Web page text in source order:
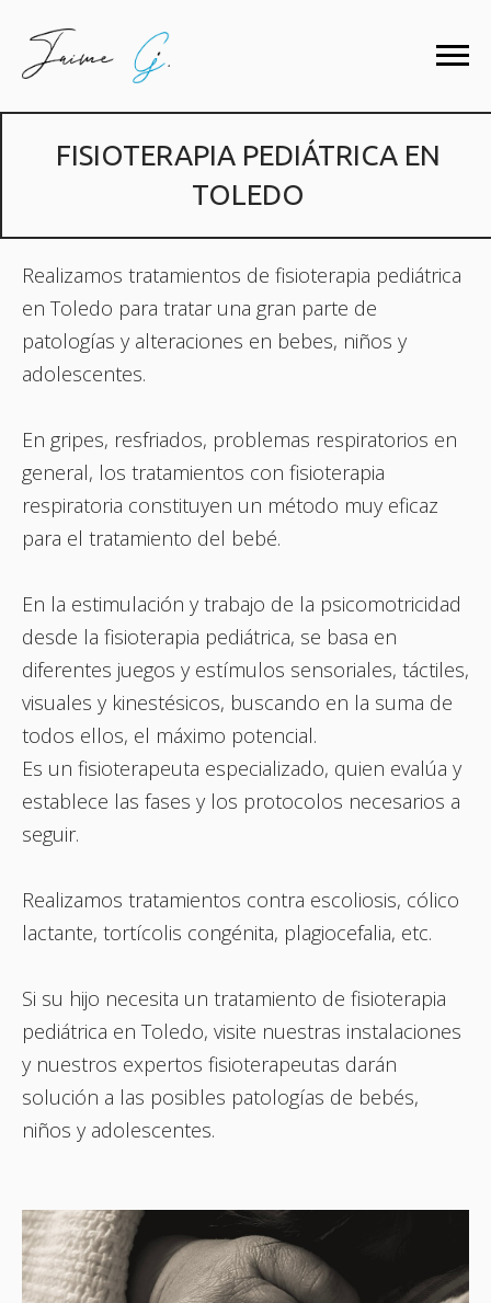
FISIOTERAPIA PEDIÁTRICA EN
TOLEDO
Realizamos tratamientos de fisioterapia pediátrica
en Toledo para tratar una gran parte de
patologías y alteraciones en bebes, niños y
adolescentes.
En gripes, resfriados, problemas respiratorios en
general, los tratamientos con fisioterapia
respiratoria constituyen un método muy eficaz
para el tratamiento del bebé.
En la estimulación y trabajo de la psicomotricidad
desde la fisioterapia pediátrica, se basa en
diferentes juegos y estímulos sensoriales, táctiles,
visuales y kinestésicos, buscando en la suma de
todos ellos, el máximo potencial.
Es un fisioterapeuta especializado, quien evalúa y
establece las fases y los protocolos necesarios a
seguir.
Realizamos tratamientos contra escoliosis, cólico
lactante, tortícolis congénita, plagiocefalia, etc.
Si su hijo necesita un tratamiento de fisioterapia
pediátrica en Toledo, visite nuestras instalaciones
y nuestros expertos fisioterapeutas darán
solución a las posibles patologías de bebés,
niños y adolescentes.